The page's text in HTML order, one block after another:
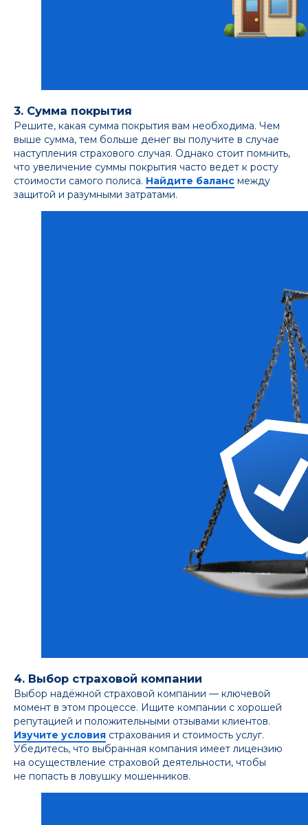
3. Сумма покрытия
Решите, какая сумма покрытия вам необходима. Чем
выше сумма, тем больше денег вы получите в случае
наступления страхового случая. Однако стоит помнить,
что увеличение суммы покрытия часто ведет к росту
стоимости самого полиса. Найдите баланс между
защитой и разумными затратами.
4. Выбор страховой компании
Выбор надёжной страховой компании — ключевой
момент в этом процессе. Ищите компании с хорошей
репутацией и положительными отзывами клиентов.
Изучите условия страхования и стоимость услуг.
Убедитесь, что выбранная компания имеет лицензию
на осуществление страховой деятельности, чтобы
не попасть в ловушку мошенников.